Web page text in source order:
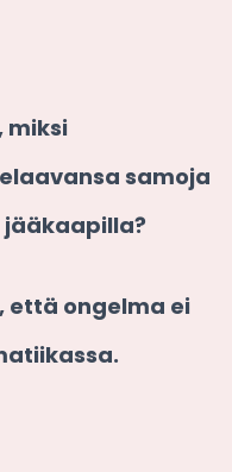
miksi
samoja
että ongelma ei